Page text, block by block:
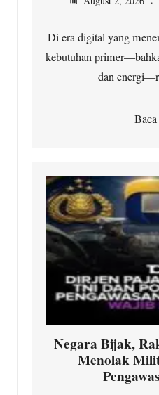
Di era digital yang
kebutuhan
dan
Negara Bijak,
Menolak